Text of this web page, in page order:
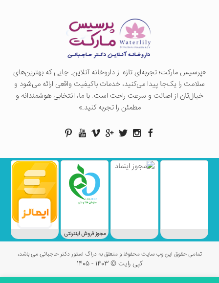
«پرسيس ماركت؛ تجربه‌ای تازه از داروخانه آنلاین. جایی که بهترین‌های
سلامت را یک‌جا پیدا می‌کنید، خدمات باکیفیت واقعی ارائه می‌شود و
خیال‌تان از اصالت و سرعت راحت است. با ما، انتخابی هوشمندانه و
مطمئن را تجربه کنید.»
مجوز فروش اینترنتی
تمامی حقوق این وب سایت محفوظ و متعلق به دراگ استور دکتر حاجبانی می باشد،
کپی رایت © 1403 - 1405